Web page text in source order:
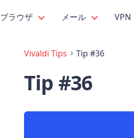
ブラウザ メール VPN
Vivaldi Tips Tip #36
Tip #36